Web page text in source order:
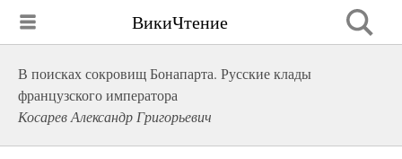
ВикиЧтение
В поисках сокровищ Бонапарта. Русские клады
французского императора
Косарев Александр Григорьевич